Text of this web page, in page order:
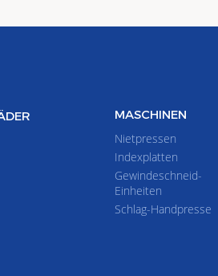
MASCHINEN
Nietpressen
Indexplatten
Gewindeschneid-
Einheiten
Schlag-Handpresse